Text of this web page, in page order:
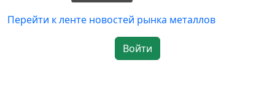
Перейти к ленте новостей рынка металлов
Войти